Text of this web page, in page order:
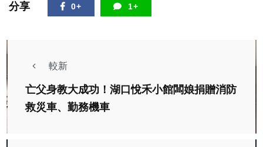
分享 0+ 1+
較新
亡父身教大成功！湖口悅禾小館闆娘捐贈消防
救災車、勤務機車